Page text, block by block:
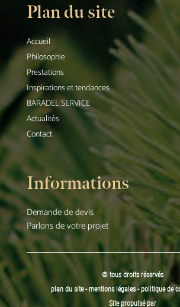
Plan du site
Accueil
Philosophie
Prestations
Inspirations et tendances
BARADEL SERVICE
Actualités
Contact
Informations
Demande de devis
Parlons de votre projet
© tous droits réservés
plan du site-mentions légales -politique de
Site propulsé par